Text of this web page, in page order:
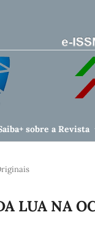
sobre a Revista
LUA NA